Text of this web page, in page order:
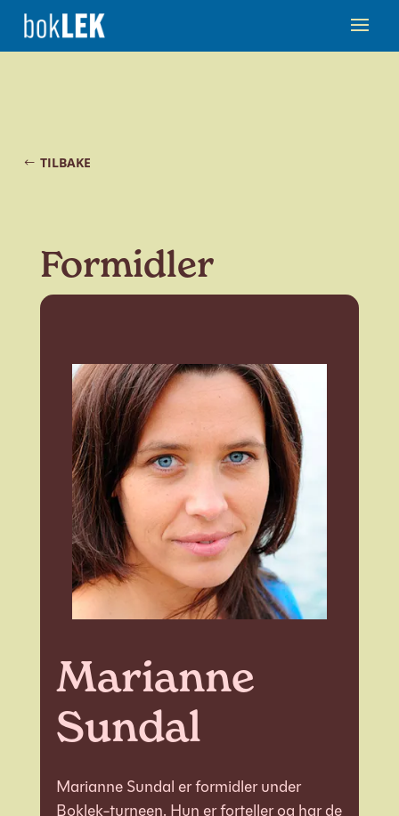
TILBAKE
Formidler
Marianne
Sundal
Marianne Sundal er formidler under
Boklek-turneen. Hun er forteller og har de